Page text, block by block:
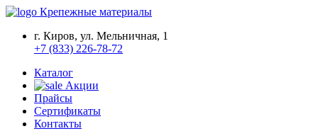
Крепежные материалы
г. Киров, ул. Мельничная, 1
+7 (833) 226-78-72
Каталог
Акции
Прайсы
Сертификаты
Контакты